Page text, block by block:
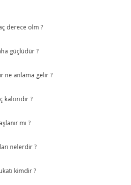
derece olm ?
güçlüdür ?
ne anlama gelir ?
kaloridir ?
mı ?
nelerdir ?
kimdir ?